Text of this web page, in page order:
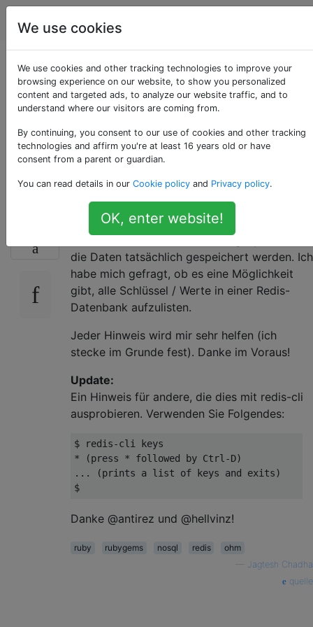
Programmierung
Abrufen / Auflisten
aller Schlüssel /
Wert-Paare in einer
Redis-Datenbank
Ich verwende ein ORM namens Ohm in Ruby,
das auf Redis aufbaut, und bin gespannt, wie
die Daten tatsächlich gespeichert werden. Ich
habe mich gefragt, ob es eine Möglichkeit
gibt, alle Schlüssel / Werte in einer Redis-
Datenbank aufzulisten.
Jeder Hinweis wird mir sehr helfen (ich
stecke im Grunde fest). Danke im Voraus!
Update:
Ein Hinweis für andere, die dies mit redis-cli
ausprobieren. Verwenden Sie Folgendes:
$
redis-cli keys
* (press * followed by Ctrl-D)
... (prints a list of keys and
Danke @antirez und @hellvinz!
ruby rubygems nosql redis
ohm
Jagtesh Chadha
quelle
We use cookies
We use cookies and other tracking technologies to improve your
browsing experience on our website, to show you personalized
content and targeted ads, to analyze our website traffic, and to
understand where our visitors are coming from.
By continuing, you consent to our use of cookies and other tracking
technologies and affirm you're at least 16 years old or have
consent from a parent or guardian.
You can read details in our Cookie policy and Privacy policy.
OK, enter website!